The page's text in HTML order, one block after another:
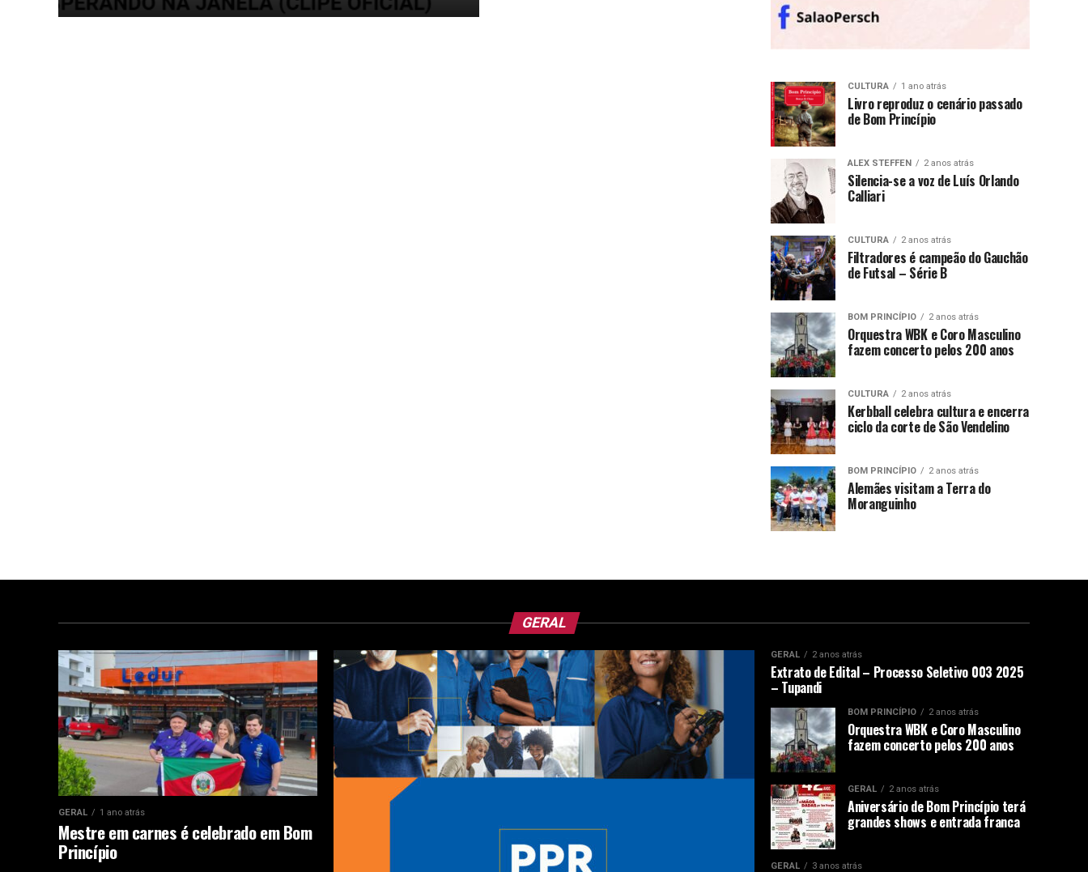
CULTURA 1 ano atrás
Livro reproduz o cenário passado
de Bom Princípio
ALEX STEFFEN 2 anos atrás
Silencia-se a voz de Luís Orlando
Calliari
CULTURA 2 anos atrás
Filtradores é campeão do Gauchão
de Futsal – Série B
BOM PRINCÍPIO 2 anos atrás
Orquestra WBK e Coro Masculino
fazem concerto pelos 200 anos
CULTURA 2 anos atrás
Kerbball celebra cultura e encerra
ciclo da corte de São Vendelino
BOM PRINCÍPIO 2 anos atrás
Alemães visitam a Terra do
Moranguinho
GERAL
GERAL 1 ano atrás
Mestre em carnes é celebrado em Bom
Princípio
GERAL 2 anos atrás
Extrato de Edital – Processo Seletivo 003 2025
– Tupandi
BOM PRINCÍPIO 2 anos atrás
Orquestra WBK e Coro Masculino
fazem concerto pelos 200 anos
GERAL 2 anos atrás
Aniversário de Bom Princípio terá
grandes shows e entrada franca
GERAL 3 anos atrás